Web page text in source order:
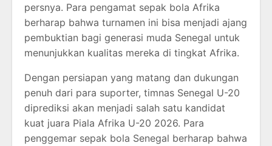
persnya. Para pengamat sepak bola Afrika
berharap bahwa turnamen ini bisa menjadi ajang
pembuktian bagi generasi muda Senegal untuk
menunjukkan kualitas mereka di tingkat Afrika.
Dengan persiapan yang matang dan dukungan
penuh dari para suporter, timnas Senegal U-20
diprediksi akan menjadi salah satu kandidat
kuat juara Piala Afrika U-20 2026. Para
penggemar sepak bola Senegal berharap bahwa